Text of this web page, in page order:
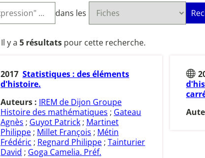
dans les
Il y a 5 résultats pour cette recherche.
2017 Statistiques : des éléments
d'histoire.
Auteurs : IREM de Dijon Groupe
Histoire des mathématiques ; Gateau
Agnès ; Guyot Patrick ; Martinet
Philippe ; Millet François ; Métin
Frédéric ; Regnard Philippe ; Tainturier
David ; Goga Camelia. Préf.